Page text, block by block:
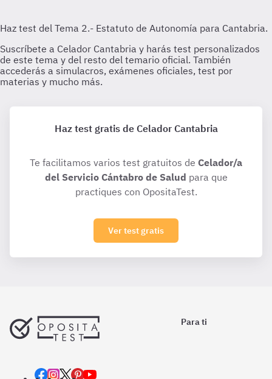
Haz test gratis de Celador Cantabria
Te facilitamos varios test gratuitos de Celador/a
del Servicio Cántabro de Salud para que
practiques con OpositaTest.
Ver test gratis
Para ti